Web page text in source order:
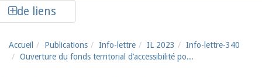
de liens
Accueil Publications Info-lettre IL 2023
Info-lettre-340
Ouverture du fonds territorial d’accessibilité po...